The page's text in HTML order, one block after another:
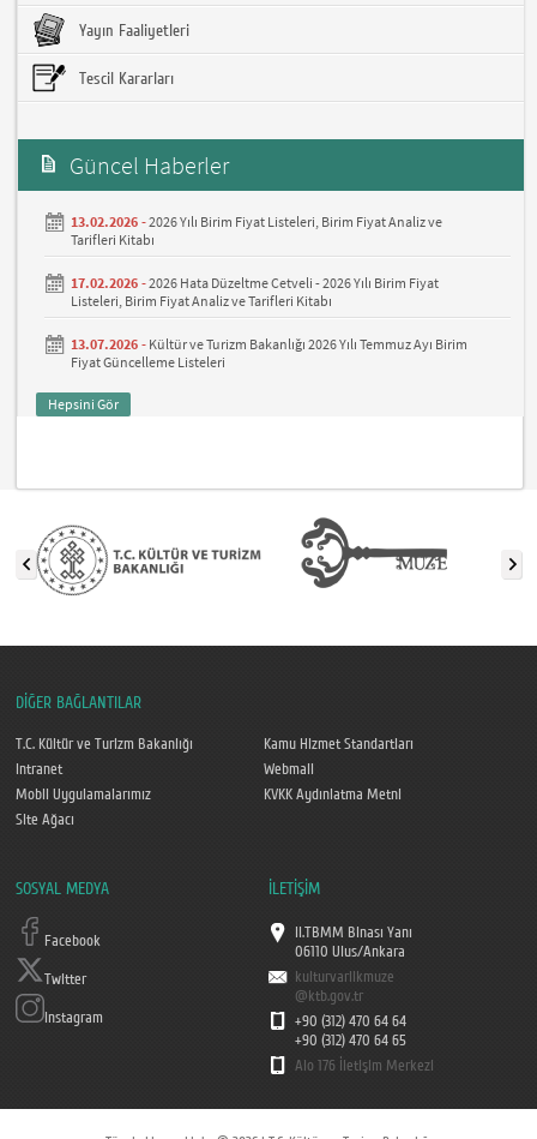
Yayın Faaliyetleri
Tescil Kararları
Güncel Haberler
13.02.2026 -2026 Yılı Birim Fiyat Listeleri, Birim Fiyat Analiz ve
Tarifleri Kitabı
17.02.2026 -2026 Hata Düzeltme Cetveli - 2026 Yılı Birim Fiyat
Listeleri, Birim Fiyat Analiz ve Tarifleri Kitabı
13.07.2026 - Kültür ve Turizm Bakanlığı 2026 Yılı Temmuz Ayı Birim
Fiyat Güncelleme Listeleri
Hepsini Gör
DİĞER BAĞLANTILAR
T.C. Kültür ve Turizm Bakanlığı
Kamu Hizmet Standartları
Intranet
Webmail
Mobil Uygulamalarımız
KVKK Aydınlatma Metni
Site Ağacı
SOSYAL MEDYA
Facebook
Twitter
Instagram
İLETİŞİM
II.TBMM Binası Yanı
06110 Ulus/Ankara
kulturvarlikmuze
@ktb.gov.tr
+90 (312) 470 64 64
+90 (312) 470 64 65
Alo 176 İletişim Merkezi